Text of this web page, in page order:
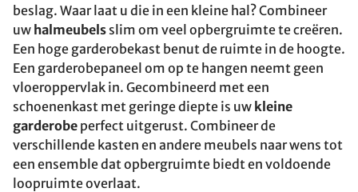
beslag. Waar laat u die in een kleine hal? Combineer
uw halmeubels slim om veel opbergruimte te creëren.
Een hoge garderobekast benut de ruimte in de hoogte.
Een garderobepaneel om op te hangen neemt geen
vloeroppervlak in. Gecombineerd met een
schoenenkast met geringe diepte is uw kleine
garderobe perfect uitgerust. Combineer de
verschillende kasten en andere meubels naar wens tot
een ensemble dat opbergruimte biedt en voldoende
loopruimte overlaat.